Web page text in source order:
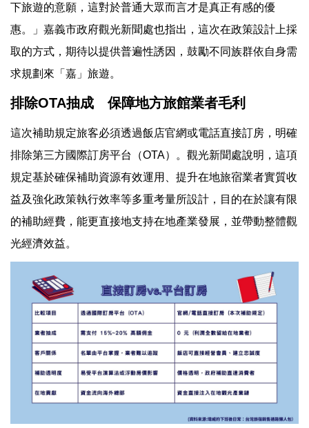
下旅遊的意願，這對於普通大眾而言才是真正有感的優
惠。」嘉義市政府觀光新聞處也指出，這次在政策設計上採
取的方式，期待以提供普遍性誘因，鼓勵不同族群依自身需
求規劃來「嘉」旅遊。
排除OTA抽成 保障地方旅館業者毛利
這次補助規定旅客必須透過飯店官網或電話直接訂房，明確
排除第三方國際訂房平台（OTA）。觀光新聞處說明，這項
規定基於確保補助資源有效運用、提升在地旅宿業者實質收
益及強化政策執行效率等多重考量所設計，目的在於讓有限
的補助經費，能更直接地支持在地產業發展，並帶動整體觀
光經濟效益。